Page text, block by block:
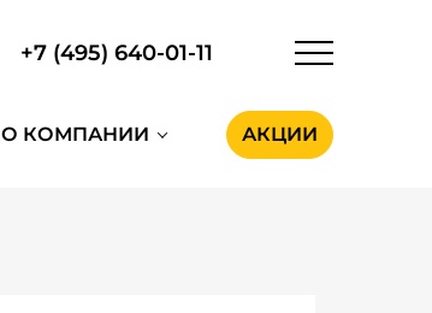
+7 (495) 640-01-11
О КОМПАНИИ АКЦИИ